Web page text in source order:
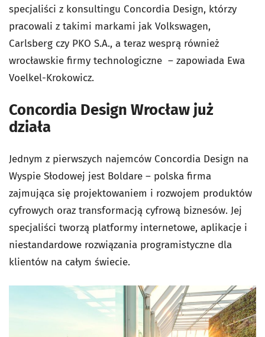
specjaliści z konsultingu Concordia Design, którzy
pracowali z takimi markami jak Volkswagen,
Carlsberg czy PKO S.A., a teraz wesprą również
wrocławskie firmy technologiczne – zapowiada Ewa
Voelkel-Krokowicz.
Concordia Design Wrocław już
działa
Jednym z pierwszych najemców Concordia Design na
Wyspie Słodowej jest Boldare – polska firma
zajmująca się projektowaniem i rozwojem produktów
cyfrowych oraz transformacją cyfrową biznesów. Jej
specjaliści tworzą platformy internetowe, aplikacje i
niestandardowe rozwiązania programistyczne dla
klientów na całym świecie.